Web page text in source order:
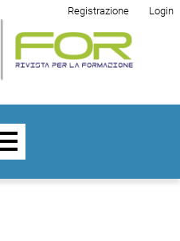
è: Registrazione Login